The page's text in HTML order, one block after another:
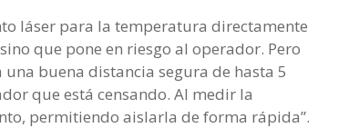
láser para la temperatura directamente
que pone en riesgo al operador. Pero
buena distancia segura de hasta 5
que está censando. Al medir la
permitiendo aislarla de forma rápida”.